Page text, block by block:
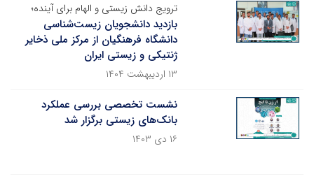
ترویج دانش زیستی و الهام برای آینده؛
بازدید دانشجویان زیست‌شناسی
دانشگاه فرهنگیان از مرکز ملی ذخایر
ژنتیکی و زیستی ایران
۱۳ اردیبهشت ۱۴۰۴
نشست تخصصی بررسی عملکرد
بانک‌های زیستی برگزار شد
۱۶ دی ۱۴۰۳